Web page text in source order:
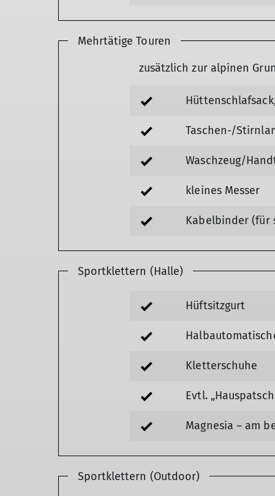
Mehrtätige Touren
zusätzlich zur alpinen
Taschen-/
Waschzeug/
kleines Messer
Kabelbinder (für
Sportklettern (Halle)
Hüftsitzgurt
Kletterschuhe
Evtl.
Magnesia – am
Sportklettern (Outdoor)